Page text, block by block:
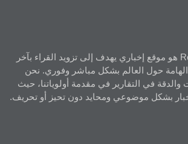
موقع Realtime News هو موقع إخباري يهدف إلى تزويد القراء بآخر
حول العالم بشكل مباشر وفوري. نحن
في التقارير في مقدمة أولوياتنا، حيث
بشكل موضوعي ومحايد دون تحيز أو تحريف.